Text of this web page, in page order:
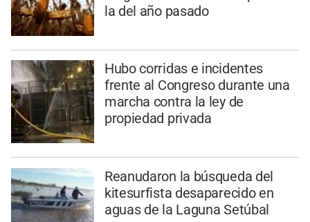
la del año pasado
Hubo corridas e incidentes
frente al Congreso durante una
marcha contra la ley de
propiedad privada
Reanudaron la búsqueda del
kitesurfista desaparecido en
aguas de la Laguna Setúbal